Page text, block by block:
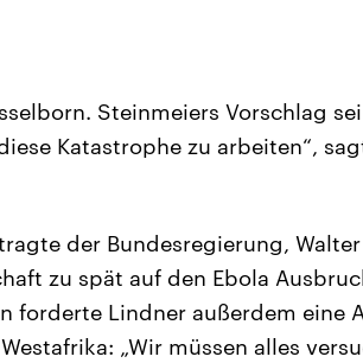
Steinmeiers Vorschlag
Katastrophe zu arbeiten“,
der Bundesregierung,
zu spät auf den Ebola
forderte Lindner außerdem eine
„Wir müssen alles